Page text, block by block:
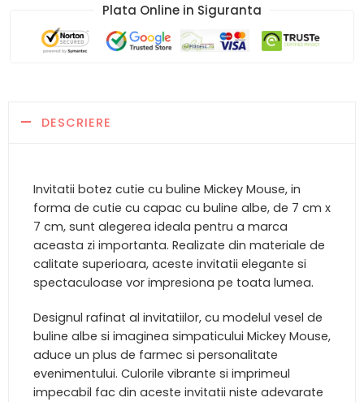
Plata Online in Siguranta​
DESCRIERE
Invitatii botez cutie cu buline Mickey Mouse, in
forma de cutie cu capac cu buline albe, de 7 cm x
7 cm, sunt alegerea ideala pentru a marca
aceasta zi importanta. Realizate din materiale de
calitate superioara, aceste invitatii elegante si
spectaculoase vor impresiona pe toata lumea.
Designul rafinat al invitatiilor, cu modelul vesel de
buline albe si imaginea simpaticului Mickey Mouse,
aduce un plus de farmec si personalitate
evenimentului. Culorile vibrante si imprimeul
impecabil fac din aceste invitatii niste adevarate